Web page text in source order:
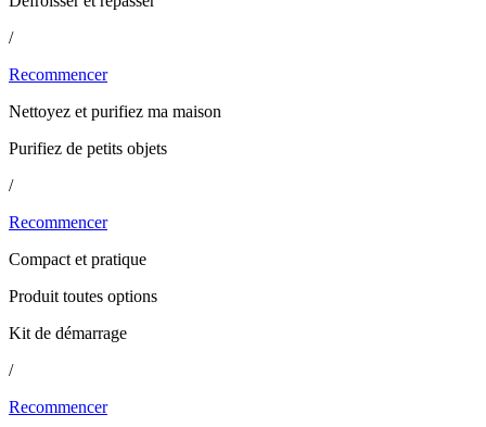
/
Recommencer
Nettoyez et purifiez ma maison
Purifiez de petits objets
/
Recommencer
Compact et pratique
Produit toutes options
Kit de démarrage
/
Recommencer